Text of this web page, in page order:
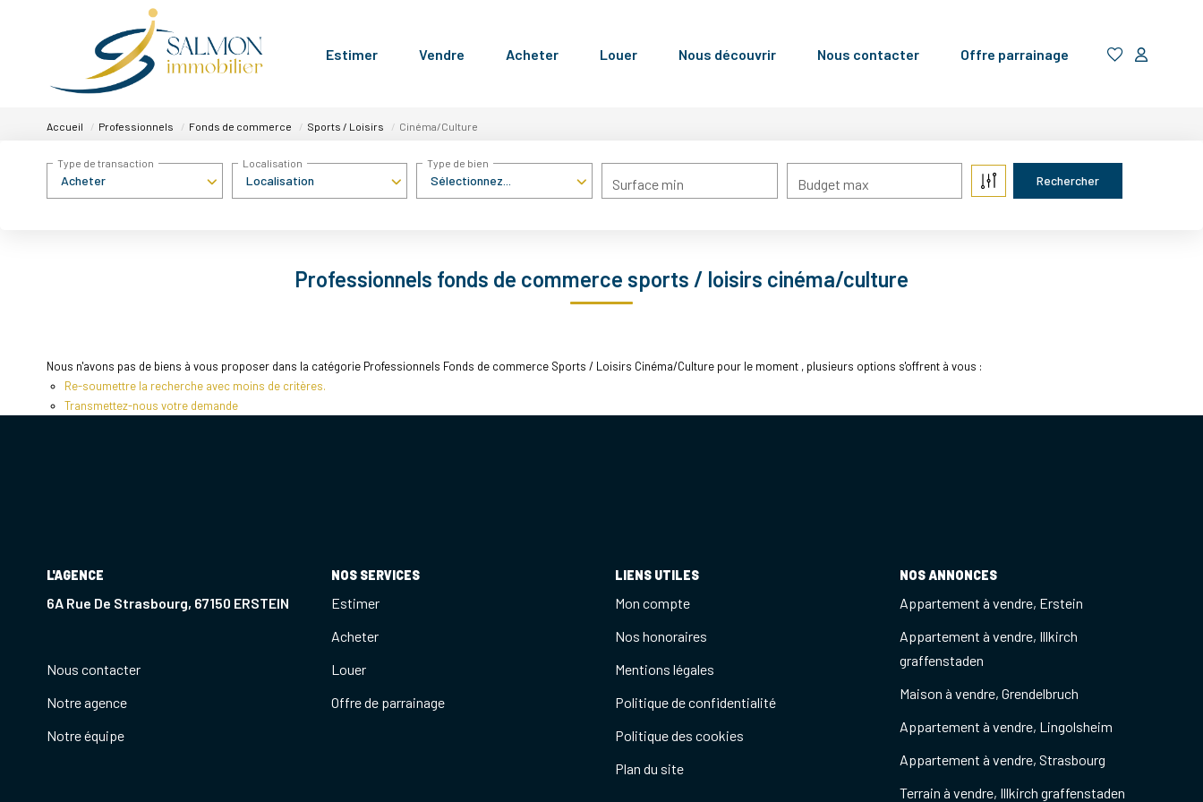
Estimer Vendre Acheter Louer Nous découvrir Nous contacter Offre parrainage
Accueil Professionnels Fonds de commerce Sports / Loisirs Cinéma/Culture
Acheter
Type de transaction
Localisation
Localisation
Sélectionnez...
Type de bien
Surface min Budget max
Professionnels fonds de commerce sports / loisirs cinéma/culture
Nous n'avons pas de biens à vous proposer dans la catégorie Professionnels Fonds de commerce Sports / Loisirs Cinéma/Culture pour le moment , plusieurs options s'offrent à vous :
Re-soumettre la recherche avec moins de critères.
Transmettez-nous votre demande
L'AGENCE
6A Rue De Strasbourg, 67150 ERSTEIN
Nous contacter
Notre agence
Notre équipe
NOS SERVICES
Estimer
Acheter
Louer
Offre de parrainage
LIENS UTILES
Mon compte
Nos honoraires
Mentions légales
Politique de confidentialité
Politique des cookies
Plan du site
NOS ANNONCES
Appartement à vendre, Erstein
Appartement à vendre, Illkirch
graffenstaden
Maison à vendre, Grendelbruch
Appartement à vendre, Lingolsheim
Appartement à vendre, Strasbourg
Terrain à vendre, Illkirch graffenstaden